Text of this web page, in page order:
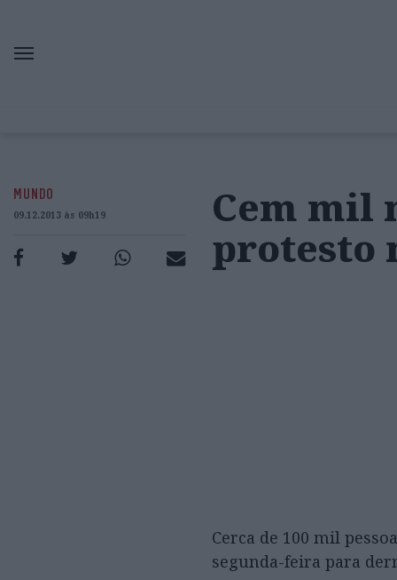
MUNDO
09.12.2013 às 09h19
Cem mil
protesto
Cerca de 100 mil
segunda-feira para